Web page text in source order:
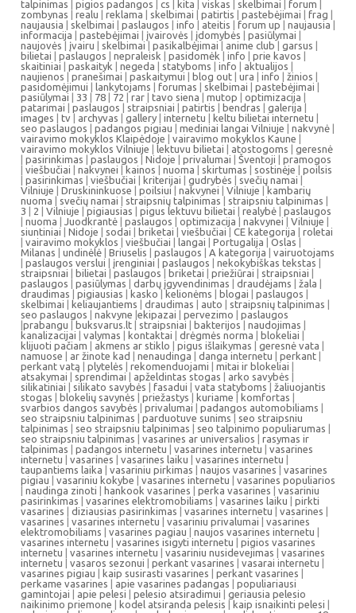
talpinimas | pigios padangos | cs | kita | viskas | skelbimai | forum |
zombynas | realu | reklama | skelbimai | patirtis | pastebėjimai | frag |
naujausia | skelbimai | paslaugos | info | ateitis | forum up | naujausia |
informacija | pastebėjimai | įvairovės | įdomybės | pasiūlymai |
naujovės | įvairu | skelbimai| pasikalbėjimai | anime club | garsus |
bilietai | paslaugos | nepraleisk | pasidomėk | info | prie kavos |
skaitiniai | paskaityk | negeda | statyboms | info | aktualijos |
naujienos | pranešimai | paskaitymui | blog out | ura | info | žinios |
pasidomėjimui | lankytojams | forumas | skelbimai | pastebėjimai |
pasiūlymai | 33 | 78 | 72 | rar | tavo siena | mutop | optimizacija |
patarimai | paslaugos | straipsniai | patirtis | bendras | galerija |
images | tv | archyvas | gallery | internetu | keltu bilietai internetu |
seo paslaugos | padangos pigiau | mediniai langai Vilniuje | nakvynė |
vairavimo mokyklos Klaipėdoje | vairavimo mokyklos Kaune |
vairavimo mokyklos Vilniuje | lektuvu bilietai | atostogoms | geresnė
| pasirinkimas | paslaugos | Nidoje | privalumai | Šventoji | pramogos
| viešbučiai | nakvynei | kainos | nuoma | skirtumas | sostinėje | poilsis
| pasirinkimas | viešbučiai | kriterijai | gudrybės | svečių namai |
Vilniuje | Druskininkuose | poilsiui | nakvynei | Vilniuje |kambarių
nuoma | svečių namai | straipsnių talpinimas | straipsniu talpinimas |
3 | 2 | Vilniuje |pigiausias | pigus lektuvu bilietai | realybė | paslaugos
| nuoma | Juodkrantė | paslaugos | optimizacija | nakvynei | Vilniuje |
siuntiniai | Nidoje | sodai | briketai | viešbučiai | CE kategorija | roletai
| vairavimo mokyklos | viešbučiai | langai | Portugalija | Oslas |
Milanas | undinėlė | Briuselis | paslaugos | A kategorija | vairuotojams
| paslaugos verslui | įrenginiai | paslaugos | nekokybiškas tekstas |
straipsniai | bilietai |paslaugos | briketai | priežiūrai | straipsniai |
paslaugos | pasiūlymas | darbų įgyvendinimas | draudėjams | žala |
draudimas | pigiausias | kasko|kelionėms | blogai | paslaugos |
skelbimai | keliaujantiems | draudimas | auto | straipsnių talpinimas |
seo paslaugos | nakvyne |ekipazai | pervezimo | paslaugos
|prabangu | buksvarus.lt | straipsniai | bakterijos | naudojimas |
kanalizacijai | valymas | kontaktai | drėgmės norma | blokeliai |
klijuoti pačiam | akmens ar stiklo | pigus išlaikymas | geresnė vata |
namuose | ar žinote kad | nenaudinga | danga internetu | perkant |
perkant vatą | plytelės | rekomenduojami | mitai ir blokeliai |
atsakymai | sprendimai | apželdintas stogas | arko savybės |
silikatiniai | silikato savybės | fasadui | vata statyboms | žaliuojantis
stogas | blokelių savynės | priežastys | kuriame | komfortas |
svarbios dangos savybės | privalumai | padangos automobiliams |
seo straipsniu talpinimas | parduotuve sunims | seo straipsniu
talpinimas | seo straipsniu talpinimas | seo talpinimo populiarumas |
seo straipsniu talpinimas | vasarines ar universalios | rasymas ir
talpinimas | padangos internetu | vasarines internetu | vasarines
internetu | vasarines | vasarines laiku | vasarines internetu |
taupantiems laika | vasariniu pirkimas | naujos vasarines | vasarines
pigiau | vasariniu kokybe | vasarines internetu | vasarines populiarios
| naudinga zinoti | hankook vasarines | perka vasarines | vasariniu
pasirinkimas | vasarines elektromobiliams | vasarines laiku | pirkti
vasarines | diziausias pasirinkimas | vasarines internetu | vasarines |
vasarines | vasarines internetu | vasariniu privalumai | vasarines
elektromobiliams | vasarines pagiau | naujos vasarines internetu |
vasarines internetu | vasarines isigyti internetu | pigios vasarines
internetu | vasarines internetu | vasariniu nusidevejimas | vasarines
internetu | vasaros sezonui | perkant vasarines | vasarai internetu |
vasarines pigiau | kaip susirasti vasarines | perkant vasarines |
perkame vasarines | apie vasarines padangas | populiariausi
gamintojai | apie pelesi | pelesio atsiradimui | geriausia pelesio
naikinimo priemone | kodel atsiranda pelesis | kaip isnaikinti pelesi |